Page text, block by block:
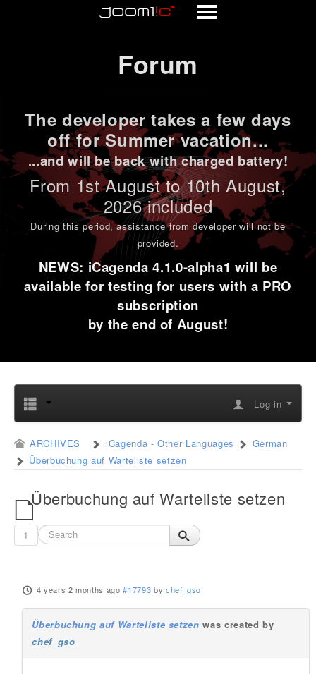
Forum
The developer takes a few days
off for Summer vacation...
...and will be back with charged battery!
From 1stAugust to 10th August,
2026 included
During this period,assistance from developer will not be
provided.
NEWS: iCagenda 4.1.0-alpha1 will be
available for testing for users with a PRO
subscription
by the end of August!
Log in
ARCHIVES iCagenda - Other Languages
German
Überbuchung auf Warteliste setzen
Überbuchung auf Warteliste setzen
1
4 years 2 months ago #17793 by chef_gso
Überbuchung auf Warteliste setzen was created by
chef_gso